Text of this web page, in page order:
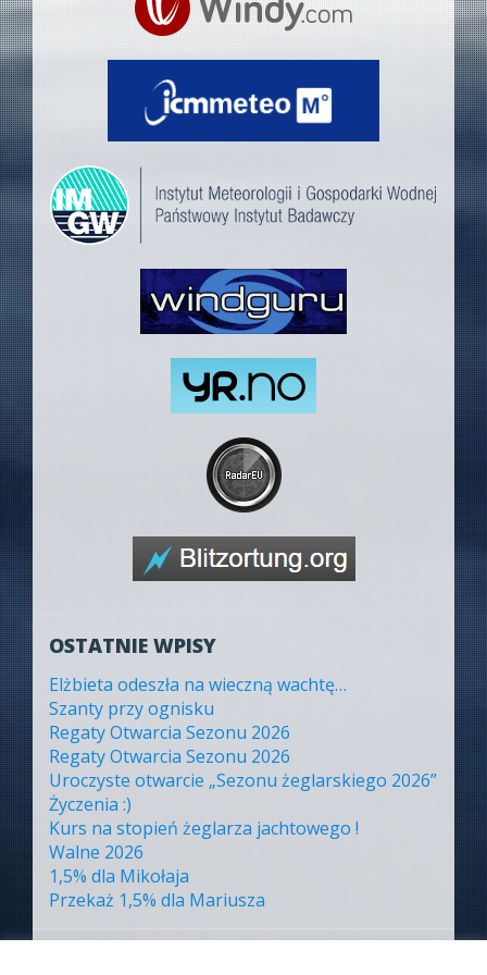
OSTATNIE WPISY
Elżbieta odeszła na wieczną wachtę…
Szanty przy ognisku
Regaty Otwarcia Sezonu 2026
Regaty Otwarcia Sezonu 2026
Uroczyste otwarcie „Sezonu żeglarskiego 2026”
Życzenia :)
Kurs na stopień żeglarza jachtowego !
Walne 2026
1,5% dla Mikołaja
Przekaż 1,5% dla Mariusza